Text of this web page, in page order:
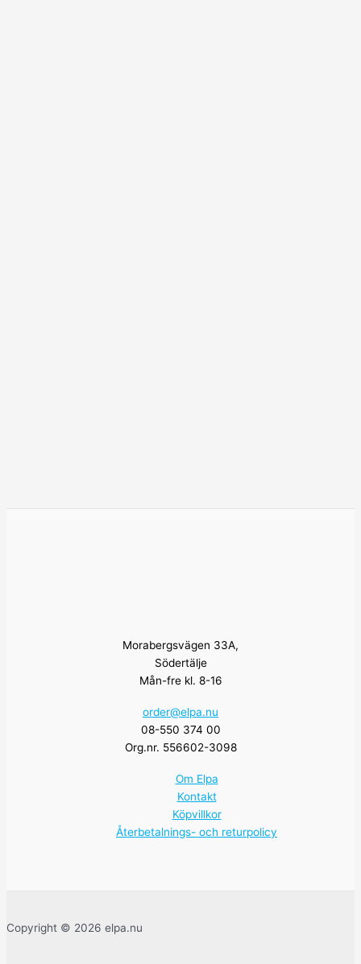
Morabergsvägen 33A,
Södertälje
Mån-fre kl. 8-16
order@elpa.nu
08-550 374 00
Org.nr. 556602-3098
Om Elpa
Kontakt
Köpvillkor
Återbetalnings- och returpolicy
Copyright © 2026 elpa.nu